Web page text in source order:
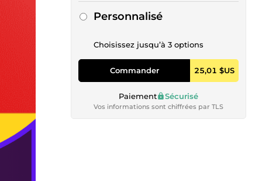
Personnalisé
Choisissez jusqu’à 3 options
Commander 25,01 $US
Paiement Sécurisé
Vos informations sont chiffrées par TLS